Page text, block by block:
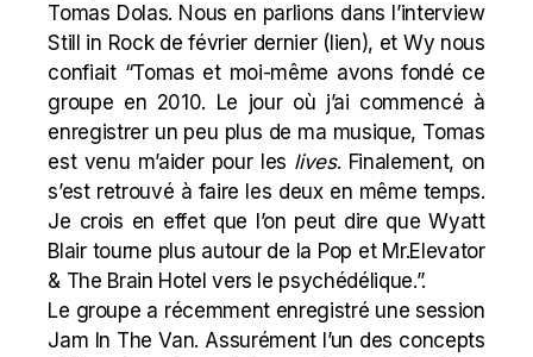
Tomas Dolas. Nous en parlions dans l’interview
Still in Rock de février dernier ( lien), et Wy nous
confiait “Tomas et moi-même avons fondé ce
groupe en 2010. Le jour où j’ai commencé à
enregistrer un peu plus de ma musique, Tomas
est venu m’aider pour les lives. Finalement, on
s’est retrouvé à faire les deux en même temps.
Je crois en effet que l’on peut dire que Wyatt
Blair tourne plus autour de la Pop et Mr.Elevator
& The Brain Hotel vers le psychédélique.”.
Le groupe a récemment enregistré une session
Jam In The Van. Assurément l’un des concepts